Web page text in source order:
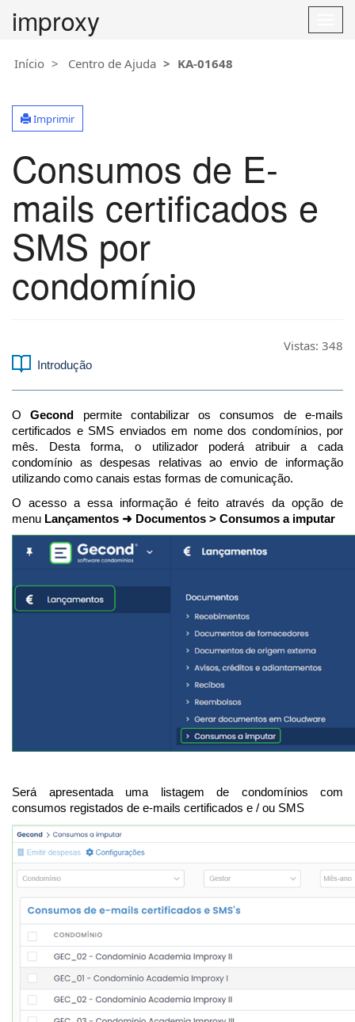
improxy
o
Início Centro de Ajuda KA-01648
Imprimir
Consumos de E-
mails certificados e
SMS por
condomínio
Vistas: 348
Introdução
OGecond
permite contabilizar os consumos de e-mails
certificados e SMS enviados em nome dos condomínios, por
mês. Desta forma, o utilizador poderá atribuir a cada
condomínio as despesas relativas ao envio de informação
utilizando como canais estas formas de comunicação.
O acesso a essa informação é feito através da opção de
menu Lançamentos ➜ Documentos > Consumos a imputar
Será apresentada uma listagem de condomínios com
consumos registados de e-mails certificados e / ou SMS